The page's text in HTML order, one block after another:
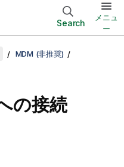
Search
メニュ
ー
MDM (非推奨)
の接続